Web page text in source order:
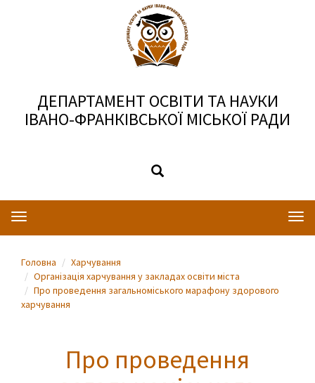
ДЕПАРТАМЕНТ ОСВІТИ ТА НАУКИ
ІВАНО-ФРАНКІВСЬКОЇ МІСЬКОЇ РАДИ
Toggle
Головна
Харчування
Організація харчування у закладах освіти міста
Про проведення загальноміського марафону здорового
харчування
Про проведення